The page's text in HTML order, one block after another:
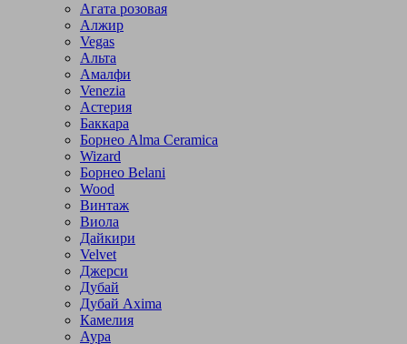
Агата розовая
Алжир
Vegas
Альта
Амалфи
Venezia
Астерия
Баккара
Борнео Alma Ceramica
Wizard
Борнео Belani
Wood
Винтаж
Виола
Дайкири
Velvet
Джерси
Дубай
Дубай Axima
Камелия
Аура